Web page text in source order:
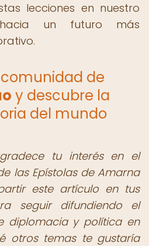
lecciones en nuestro
un futuro más
comunidad de
y descubre la
del mundo
tu interés en el
las Epístolas de Amarna
este artículo en tus
seguir difundiendo el
diplomacia y política en
otros temas te gustaría